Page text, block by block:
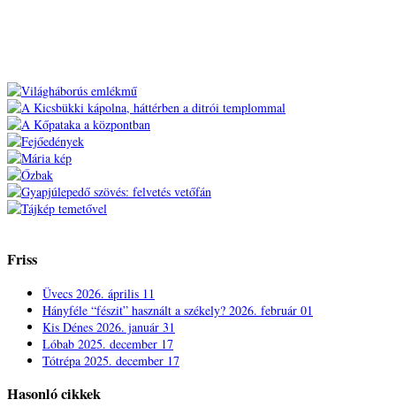
Friss
Üvecs 2026. április 11
Hányféle “fészit” használt a székely? 2026. február 01
Kis Dénes 2026. január 31
Lóbab 2025. december 17
Tótrépa 2025. december 17
Hasonló cikkek